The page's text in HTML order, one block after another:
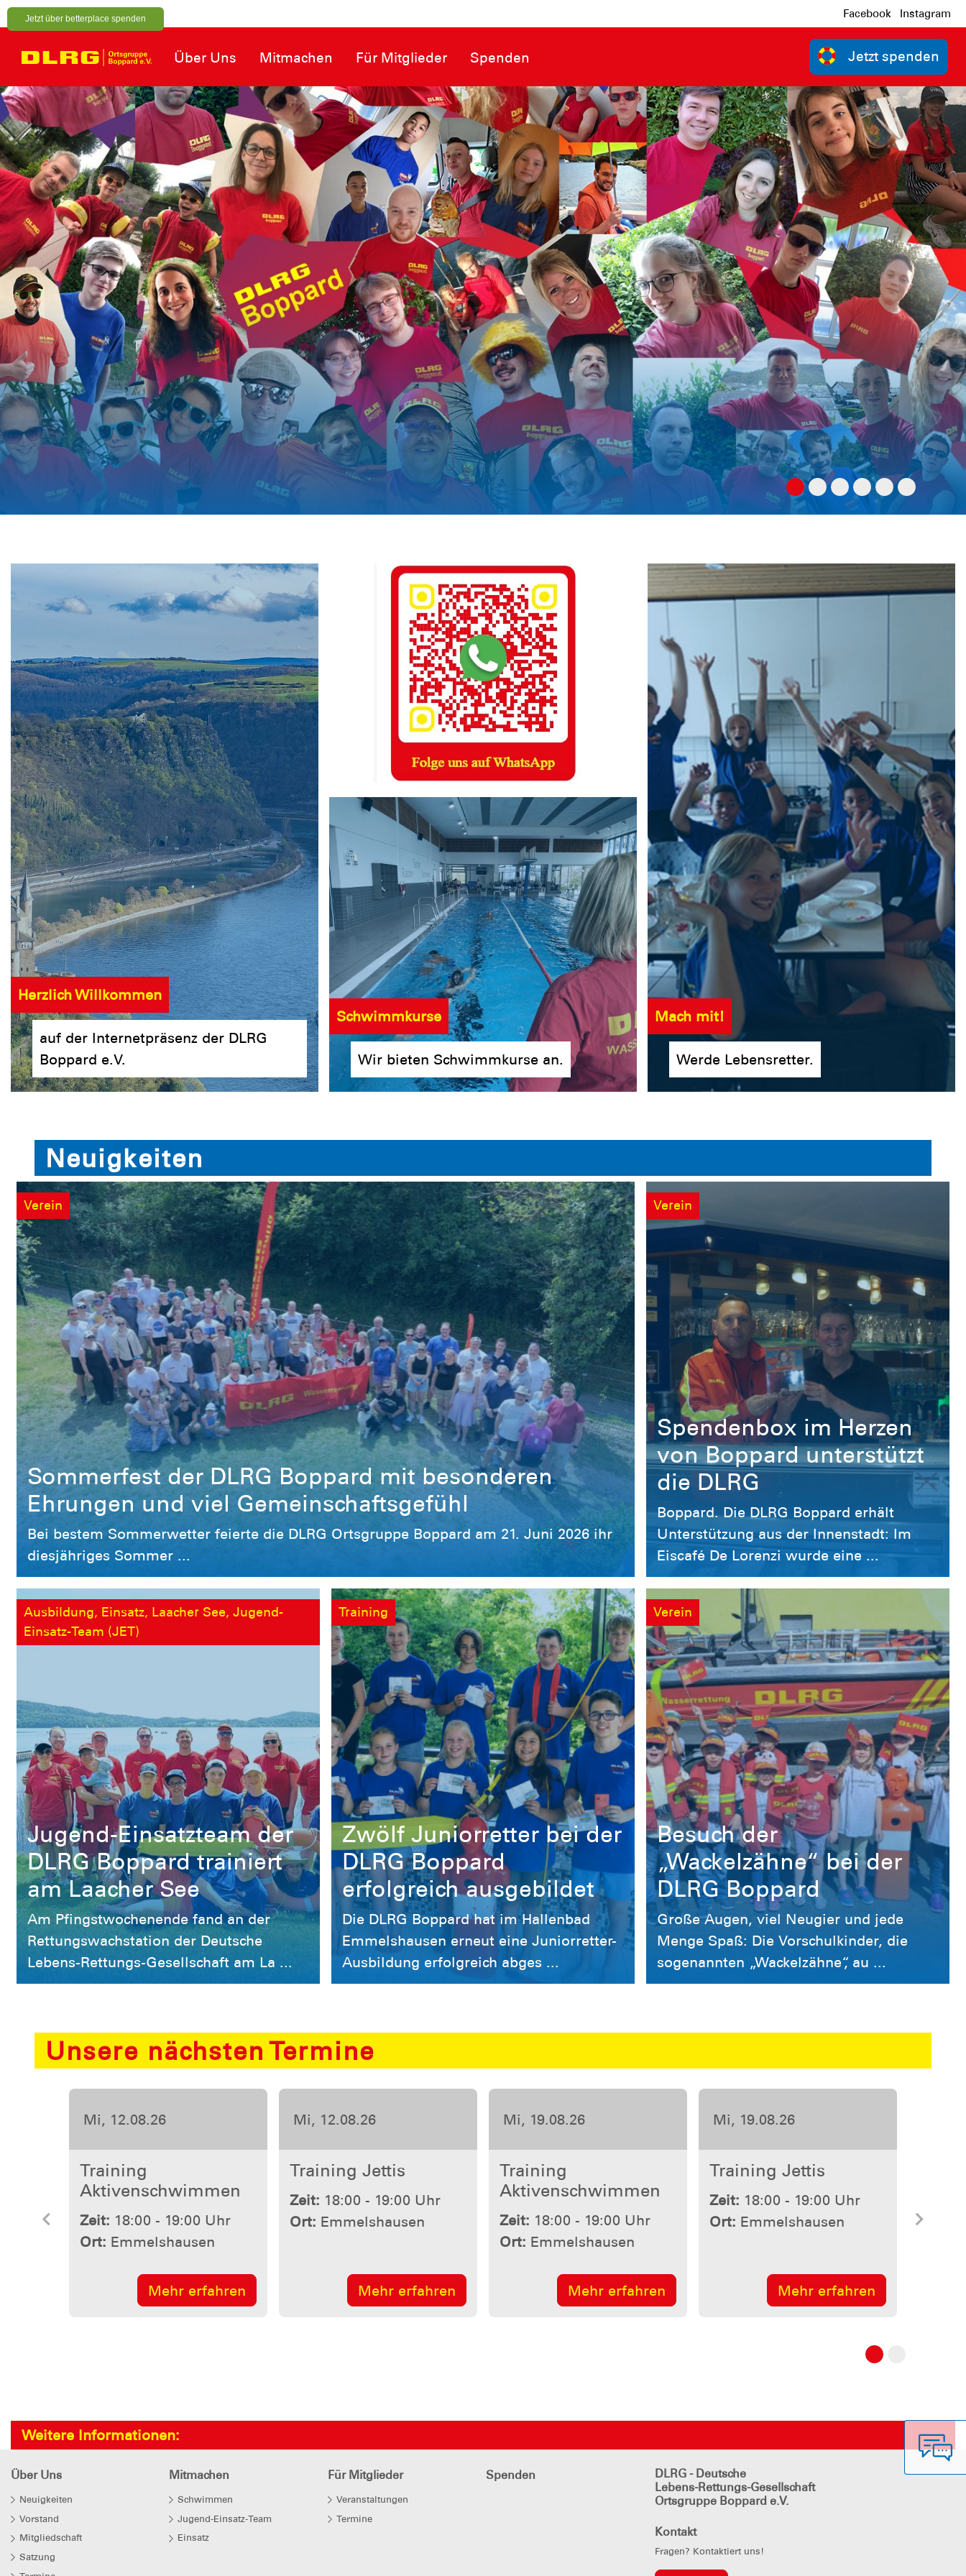
Facebook Instagram
Über Uns Mitmachen Für Mitglieder Spenden Jetzt spenden
Herzlich Willkommen
auf der Internetpräsenz der DLRG
Boppard e.V.
Schwimmkurse
Wir bieten Schwimmkurse an.
Mach mit!
Werde Lebensretter.
Neuigkeiten
Verein
Sommerfest der DLRG Boppard mit besonderen
Ehrungen und viel Gemeinschaftsgefühl
Bei bestem Sommerwetter feierte die DLRG Ortsgruppe Boppard am 21. Juni 2026 ihr
diesjähriges Sommer ...
Verein
Spendenbox im Herzen
von Boppard unterstützt
die DLRG
Boppard. Die DLRG Boppard erhält
Unterstützung aus der Innenstadt: Im
Eiscafé De Lorenzi wurde eine ...
Ausbildung, Einsatz, Laacher See, Jugend-
Einsatz-Team (JET)
Jugend-Einsatzteam der
DLRG Boppard trainiert
am Laacher See
Am Pfingstwochenende fand an der
Rettungswachstation der Deutsche
Lebens-Rettungs-Gesellschaft am La ...
Training
Zwölf Juniorretter bei der
DLRG Boppard
erfolgreich ausgebildet
Die DLRG Boppard hat im Hallenbad
Emmelshausen erneut eine Juniorretter-
Ausbildung erfolgreich abges ...
Verein
Besuch der
„Wackelzähne“ bei der
DLRG Boppard
Große Augen, viel Neugier und jede
Menge Spaß: Die Vorschulkinder, die
sogenannten „Wackelzähne“, au ...
Unsere nächsten Termine
Sa, 22.08.26
Aqualand 2026
Zeit:08:00 - 18:00 Uhr
Ort:Köln
Mehr erfahren
Mi, 26.08.26
Training
Aktivenschwimmen
Zeit:18:00 - 19:00 Uhr
Mehr erfahren
Mi, 26.08.26
Training Jettis
Zeit: 18:00 - 19:00 Uhr
Ort: Emmelshausen
Mehr erfahren
Mi, 02.09.26
Training
Aktivenschwimmen
Zeit:18:00 - 19:00 Uhr
Mehr erfahren
Vorherige
Weitere Informationen:
Über Uns
Neuigkeiten
Vorstand
Mitgliedschaft
Satzung
Mitmachen
Schwimmen
Jugend-Einsatz-Team
Einsatz
Für Mitglieder
Veranstaltungen
Termine
Spenden
DLRG - Deutsche
Lebens-Rettungs-Gesellschaft
Ortsgruppe Boppard e.V.
Kontakt
Fragen? Kontaktiert uns!
Jetzt über betterplace spenden